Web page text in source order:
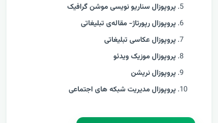
پروپوزال سناریو نویسی موشن گرافیک
پروپوزال رپورتاژ- مقاله‌ی تبلیغاتی
پروپوزال عکاسی تبلیغاتی
پروپوزال موزیک ویدئو
پروپوزال نریشن
پروپوزال مدیریت شبکه های اجتماعی